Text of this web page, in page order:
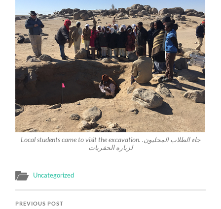
Local students came to visit the excavation. .جاء الطلاب المحليون
لزياره الحفريات
Uncategorized
PREVIOUS POST